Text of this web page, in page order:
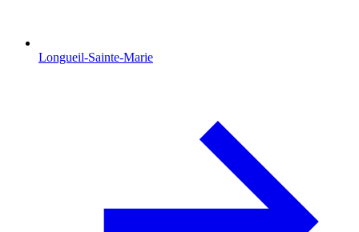
Longueil-Sainte-Marie